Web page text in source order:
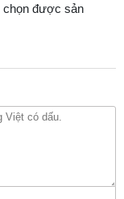
chọn được sản